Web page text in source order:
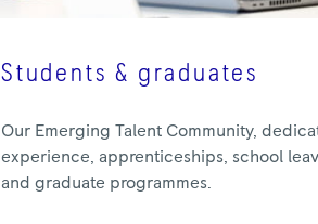
Students & graduates
Our Emerging Talent Community,
experience, apprenticeships, school
and graduate programmes.